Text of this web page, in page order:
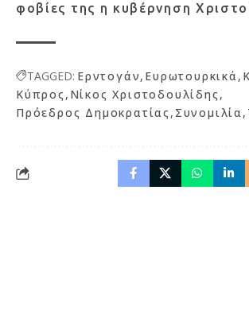
φοβίες της η κυβέρνηση
TAGGED: Ερντογάν Ευρωτουρκικά
Κύπρος Νίκος Χριστοδουλίδης
Πρόεδρος Δημοκρατίας Συνομιλία